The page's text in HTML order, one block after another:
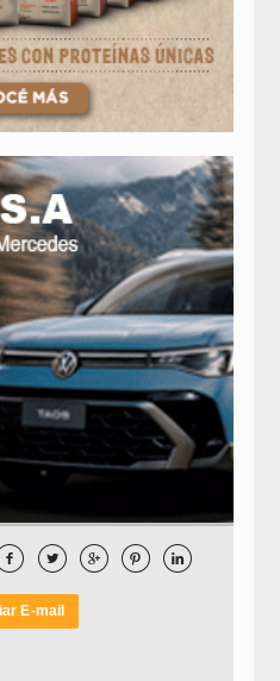
    
E-mail